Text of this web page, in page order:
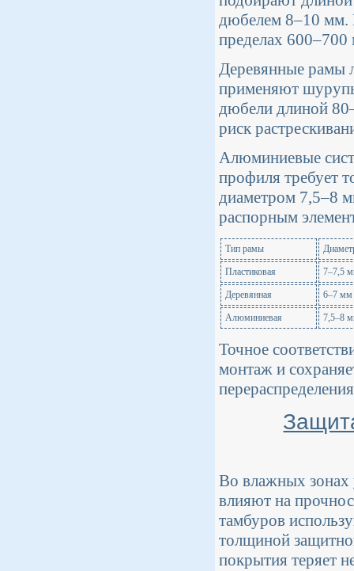
дюбелем 8–10 мм.
пределах 600–700
Деревянные рамы
применяют
дюбели длиной
риск
Алюминиевые
профиля требует
диаметром 7,5–8
распорным
Тип рамы
Пластиковая 7–7,5
Деревянная 6–7 мм
Алюминиевая 7,5–8
Точное
монтаж и
Во влажных зонах
влияют на
тамбуров
толщиной
покрытия теряет